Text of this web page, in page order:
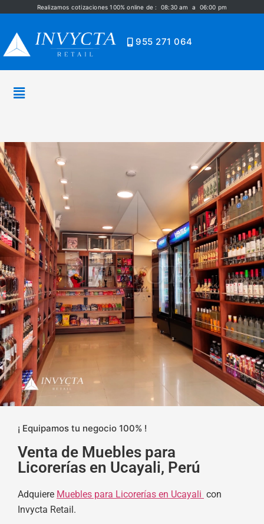
Realizamos cotizaciones 100% online de : 08:30 am a 06:00 pm
955 271 064
¡ Equipamos tu negocio 100% !
Venta de Muebles para
Licorerías en Ucayali, Perú
Adquiere Muebles para Licorerías en Ucayali con
Invycta Retail.